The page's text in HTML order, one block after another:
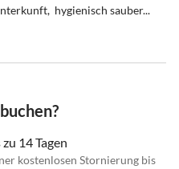
hygienisch sauber...
14 Tagen
kostenlosen Stornierung bis